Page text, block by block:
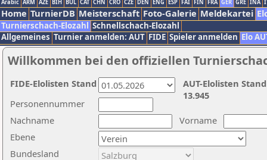
Arabic ARM AZE BIH BUL CAT CHN CRO CZE DEN ENG ESP FAI FIN FRA GER GRE INA
Home TurnierDB Meisterschaft Foto-Galerie Meldekartei
Turnierschach-Elozahl Schnellschach-Elozahl
Allgemeines Turnier anmelden: AUT FIDE Spieler anmelden Elo
Willkommen bei den offiziellen
Nachname
Vorname
Ebene
Personennummer
Bundesland
AUT-Elolisten
13.945
FIDE-Elolisten Stand